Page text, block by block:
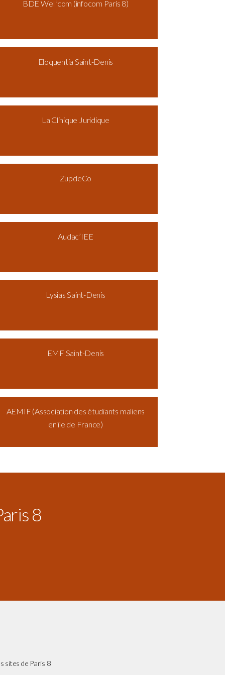
BDE Well’com (infocom Paris 8)
Eloquentia Saint-Denis
La Clinique Juridique
ZupdeCo
Audac’IEE
Lysias Saint-Denis
EMF Saint-Denis
AEMIF (Association des étudiants maliens
en île de France)
8
sites de Paris 8